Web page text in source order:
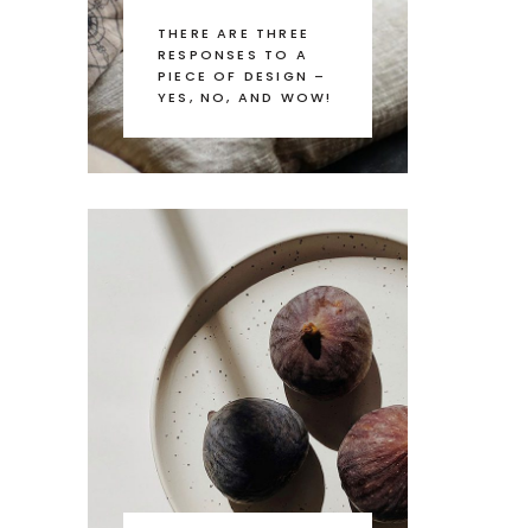
THERE ARE THREE
RESPONSES TO A
PIECE OF DESIGN –
YES, NO, AND WOW!